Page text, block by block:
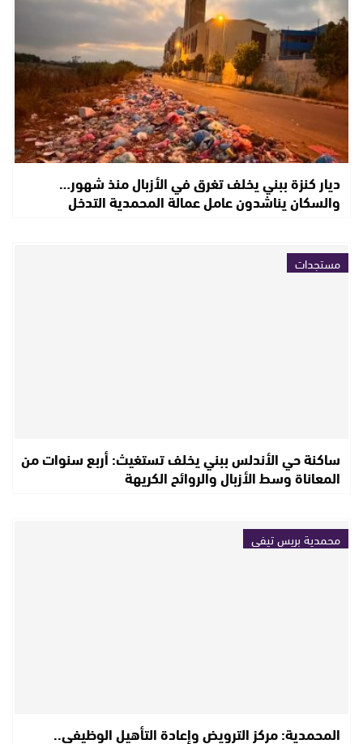
ديار كنزة ببني يخلف تغرق في الأزبال منذ شهور…
والسكان يناشدون عامل عمالة المحمدية التدخل
مستجدات
ساكنة حي الأندلس ببني يخلف تستغيث: أربع سنوات من
المعاناة وسط الأزبال والروائح الكريهة
محمدية بريس تيفي
المحمدية: مركز الترويض وإعادة التأهيل الوظيفي..